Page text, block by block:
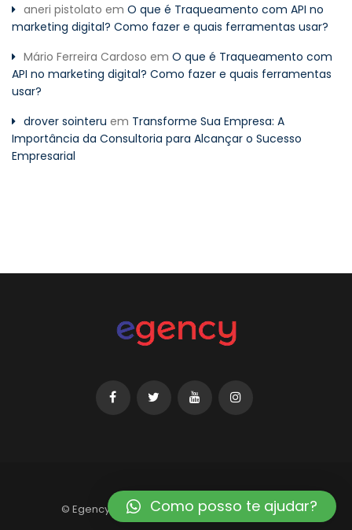
aneri pistolato em O que é Traqueamento com API no
marketing digital? Como fazer e quais ferramentas usar?
Mário Ferreira Cardoso em O que é Traqueamento com
API no marketing digital? Como fazer e quais ferramentas
usar?
drover sointeru em Transforme Sua Empresa: A
Importância da Consultoria para Alcançar o Sucesso
Empresarial
© Egency 2019. Todos os direitos reservados.
Como posso te ajudar?